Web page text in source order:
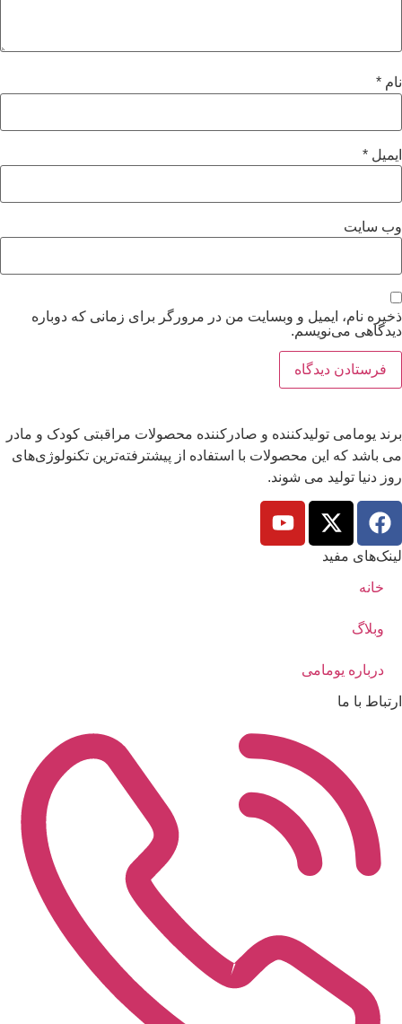
نام *
ایمیل *
وب‌ سایت
ذخیره نام، ایمیل و وبسایت من در مرورگر برای زمانی که دوباره
دیدگاهی می‌نویسم.
برند یومامی تولیدکننده و صادرکننده محصولات مراقبتی کودک و مادر
می باشد که این محصولات با استفاده از پیشترفته‌ترین تکنولوژی‌های
روز دنیا تولید می شوند.
لینک‌های مفید
خانه
وبلاگ
درباره یومامی
ارتباط با ما